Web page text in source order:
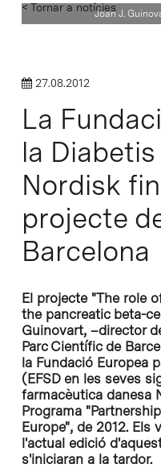
< Tornar a notícies
Joan J.
27.08.2012
La
la
Nordisk
projecte
Barcelona
El projecte "The role
the pancreatic beta-
Guinovart, –director
Parc Científic de
la Fundació Europea
(EFSD en les seves
farmacèutica danesa
Programa
Europe", de 2012.
l'actual edició
s'iniciaran a la tardor.